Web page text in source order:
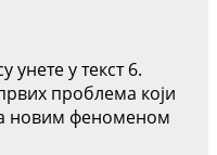
унете у текст 6.
проблема који
новим феноменом